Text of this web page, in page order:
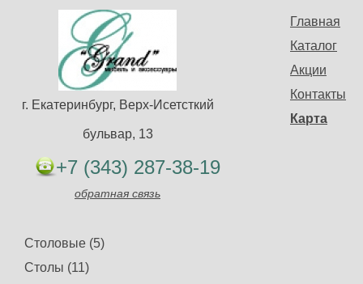
Главная
Каталог
Акции
Контакты
Карта
г. Екатеринбург, Верх-Исетсткий
бульвар, 13
+7 (343) 287-38-19
обратная связь
Столовые (5)
Столы (11)